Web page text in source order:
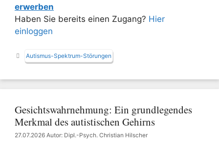
erwerben
Haben Sie bereits einen Zugang? Hier
einloggen
Schlagwörter
Autismus-Spektrum-Störungen
Gesichtswahrnehmung: Ein grundlegendes
Merkmal des autistischen Gehirns
27.07.2026 Autor: Dipl.-Psych. Christian Hilscher